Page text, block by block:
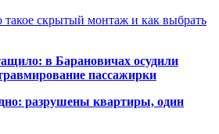
такое скрытый монтаж и как выбрать
в Барановичах осудили
пассажирки
разрушены квартиры, один